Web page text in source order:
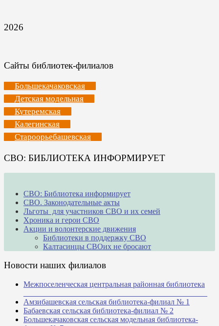
2026
Сайты библиотек-филиалов
Большекачаковская
Детская модельная
Кутеремская
Калегинская
Староорьебашевская
СВО: БИБЛИОТЕКА ИНФОРМИРУЕТ
СВО: Библиотека информирует
СВО. Законодательные акты
Льготы для участников СВО и их семей
Хроника и герои СВО
Акции и волонтерские движения
Библиотеки в поддержку СВО
Калтасинцы СВОих не бросают
Новости наших филиалов
Межпоселенческая центральная районная библиотека
Амзибашевская сельская библиотека-филиал № 1
Бабаевская сельская библиотека-филиал № 2
Большекачаковская сельская модельная библиотека-